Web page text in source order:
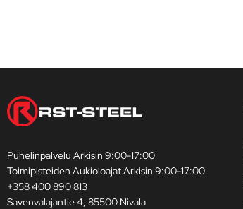
Puhelinpalvelu Arkisin 9:00-17:00
Toimipisteiden Aukioloajat Arkisin 9:00-17:00
+358 400 890 813
Savenvalajantie 4, 85500 Nivala